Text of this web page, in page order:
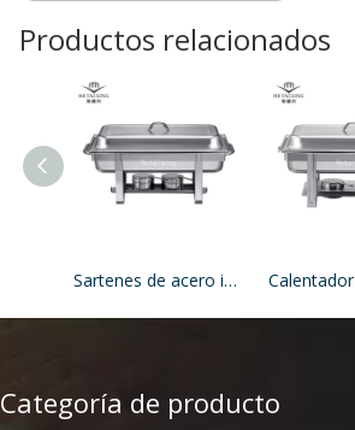
Productos relacionados
Sartenes de acero inoxidable de 9 litros.
Categoría de producto